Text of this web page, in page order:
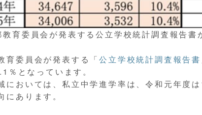
育委員会が発表する公立学校統計調査報告書
育委員会が発表する「公立学校統計調査報告書
％となっています。
においては、私立中学進学率は、令和元年
にあります。